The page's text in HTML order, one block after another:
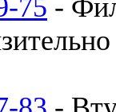
75 -